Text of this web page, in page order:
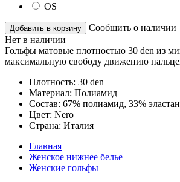
OS
Добавить в корзину
Сообщить о наличии
Нет в наличии
Гольфы матовые плотностью 30 den из
максимальную свободу движению
Плотность: 30 den
Материал: Полиамид
Состав: 67% полиамид, 33% эластан
Цвет: Nero
Страна: Италия
Главная
Женское нижнее белье
Женские гольфы